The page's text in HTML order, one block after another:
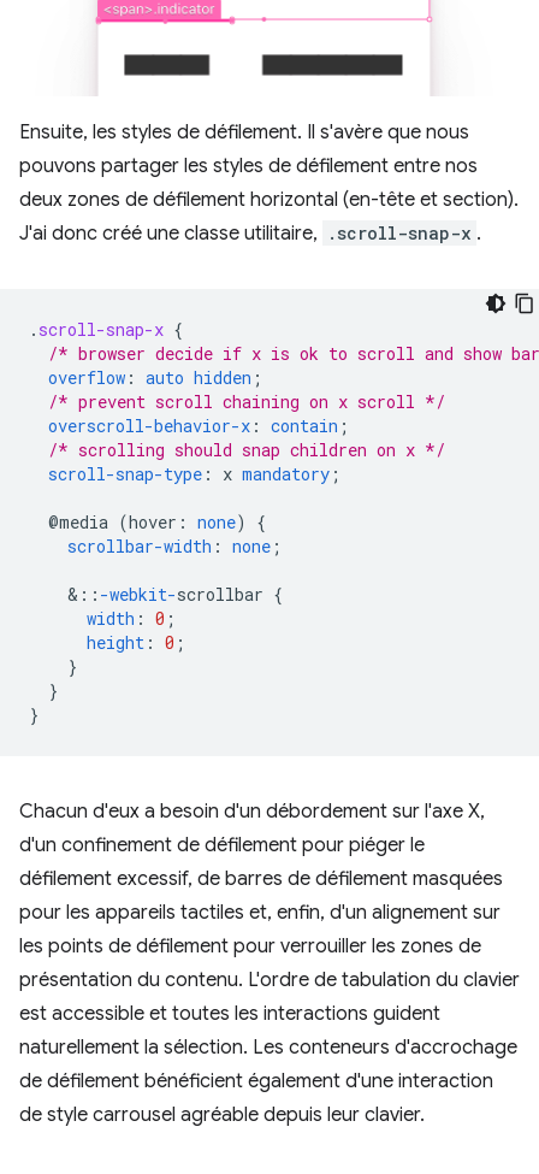
Ensuite, les styles de défilement. Il s'avère que nous
pouvons partager les styles de défilement entre nos
deux zones de défilement horizontal (en-tête et section).
J'ai donc créé une classe utilitaire,
.scroll-snap-x .
. scroll-snap-x {
/* browser decide if x is ok to scroll and show
overflow : auto hidden ;
/* prevent scroll chaining on x scroll */
overscroll-behavior-x : contain ;
/* scrolling should snap children on x */
scroll-snap-type : x mandatory ;
@media (hover : none)
{
scrollbar-width : none ;
& :: -webkit-scrollbar {
width : 0 ;
height : 0 ;
}
}
}
Chacun d'eux a besoin d'un débordement sur l'axe X,
d'un confinement de défilement pour piéger le
défilement excessif, de barres de défilement masquées
pour les appareils tactiles et, enfin, d'un alignement sur
les points de défilement pour verrouiller les zones de
présentation du contenu. L'ordre de tabulation du clavier
est accessible et toutes les interactions guident
naturellement la sélection. Les conteneurs d'accrochage
de défilement bénéficient également d'une interaction
de style carrousel agréable depuis leur clavier.